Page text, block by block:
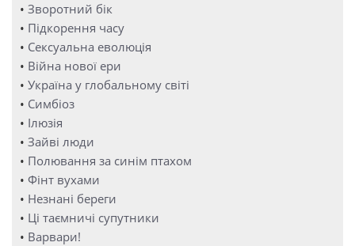
• Зворотний бік
• Підкорення часу
• Сексуальна еволюція
• Війна нової ери
• Україна у глобальному світі
• Симбіоз
• Ілюзія
• Зайві люди
• Полювання за синім птахом
• Фінт вухами
• Незнані береги
• Ці таємничі супутники
• Варвари!